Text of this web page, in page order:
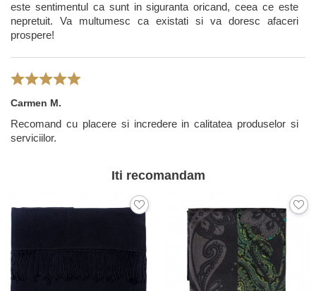
este sentimentul ca sunt in siguranta oricand, ceea ce este
nepretuit. Va multumesc ca existati si va doresc afaceri
prospere!
Carmen M.
Recomand cu placere si incredere in calitatea produselor si
serviciilor.
Iti recomandam